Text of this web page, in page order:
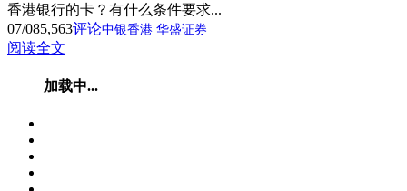
香港银行的卡？有什么条件要求...
07/085,563评论中银香港 华盛证券
阅读全文
加载中...